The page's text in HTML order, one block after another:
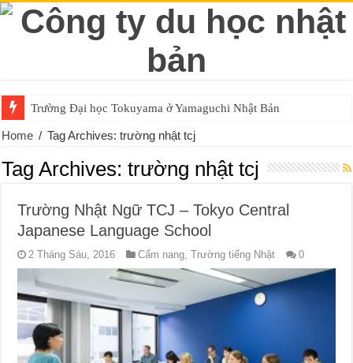
Trường Đại học Tokuyama ở Yamaguchi Nhật Bản
Home / Tag Archives: trường nhật tcj
Tag Archives:trường nhật tcj
Trường Nhật Ngữ TCJ – Tokyo Central
Japanese Language School
2 Tháng Sáu, 2016 Cẩm nang,Trường tiếng Nhật 0